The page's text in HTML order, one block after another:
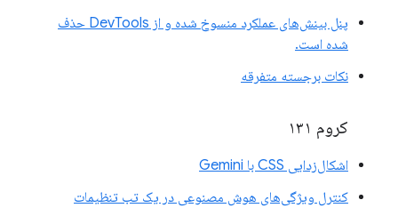
پنل بینش‌های عملکرد منسوخ شده و از DevTools حذف
شده است.
نکات برجسته متفرقه
کروم ۱۳۱
اشکال‌زدایی CSS با Gemini
کنترل ویژگی‌های هوش مصنوعی در یک تب تنظیمات